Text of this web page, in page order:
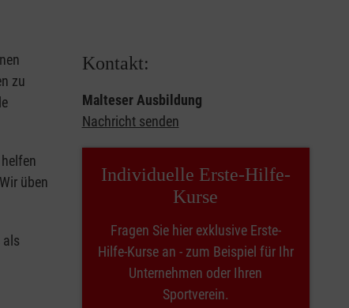
zu
üben
als
Kontakt:
Malteser Ausbildung
Nachricht senden
Individuelle Erste-Hilfe-
Kurse
Fragen Sie hier exklusive Erste-
Hilfe-Kurse an - zum Beispiel für Ihr
Unternehmen oder Ihren
Sportverein.